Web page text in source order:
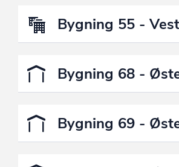
Bygning 55 -
Bygning 68 -
Bygning 69 -